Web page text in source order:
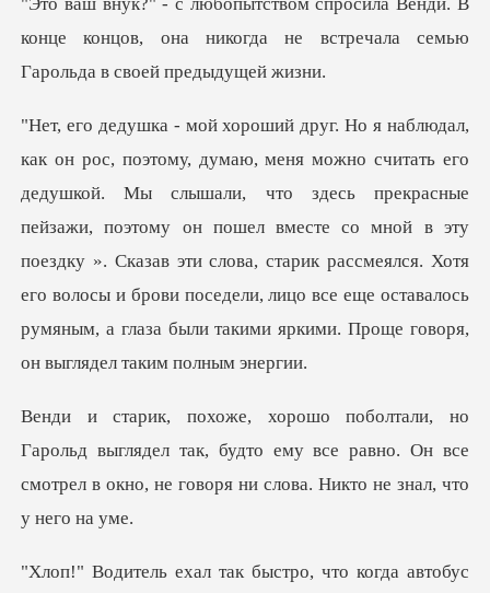
конце концов, она никогда не встреч
о здесь прекрасные
пейзажи, поэтому он пошел вместе со мной в эту
поездку ». Сказав эти слова, старик рассмеялся. Хотя
его волос
ыглядел так, будто ему все равно. Он все
смотрел в окн
что когда автобус